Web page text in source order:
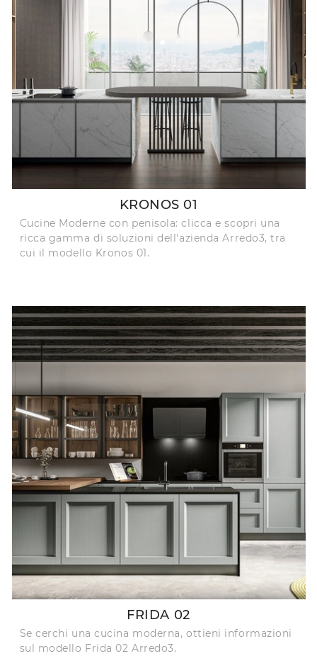
KRONOS 01
Cucine Moderne con penisola: clicca e scopri una
ricca gamma di soluzioni dell'azienda Arredo3, tra
cui il modello Kronos 01.
FRIDA 02
Se cerchi una cucina moderna, ottieni informazioni
sul modello Frida 02 Arredo3.